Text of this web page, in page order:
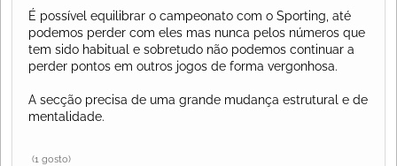
É possível equilibrar o campeonato com o Sporting, até
podemos perder com eles mas nunca pelos números que
tem sido habitual e sobretudo não podemos continuar a
perder pontos em outros jogos de forma vergonhosa.
A secção precisa de uma grande mudança estrutural e de
mentalidade.
(1 gosto)